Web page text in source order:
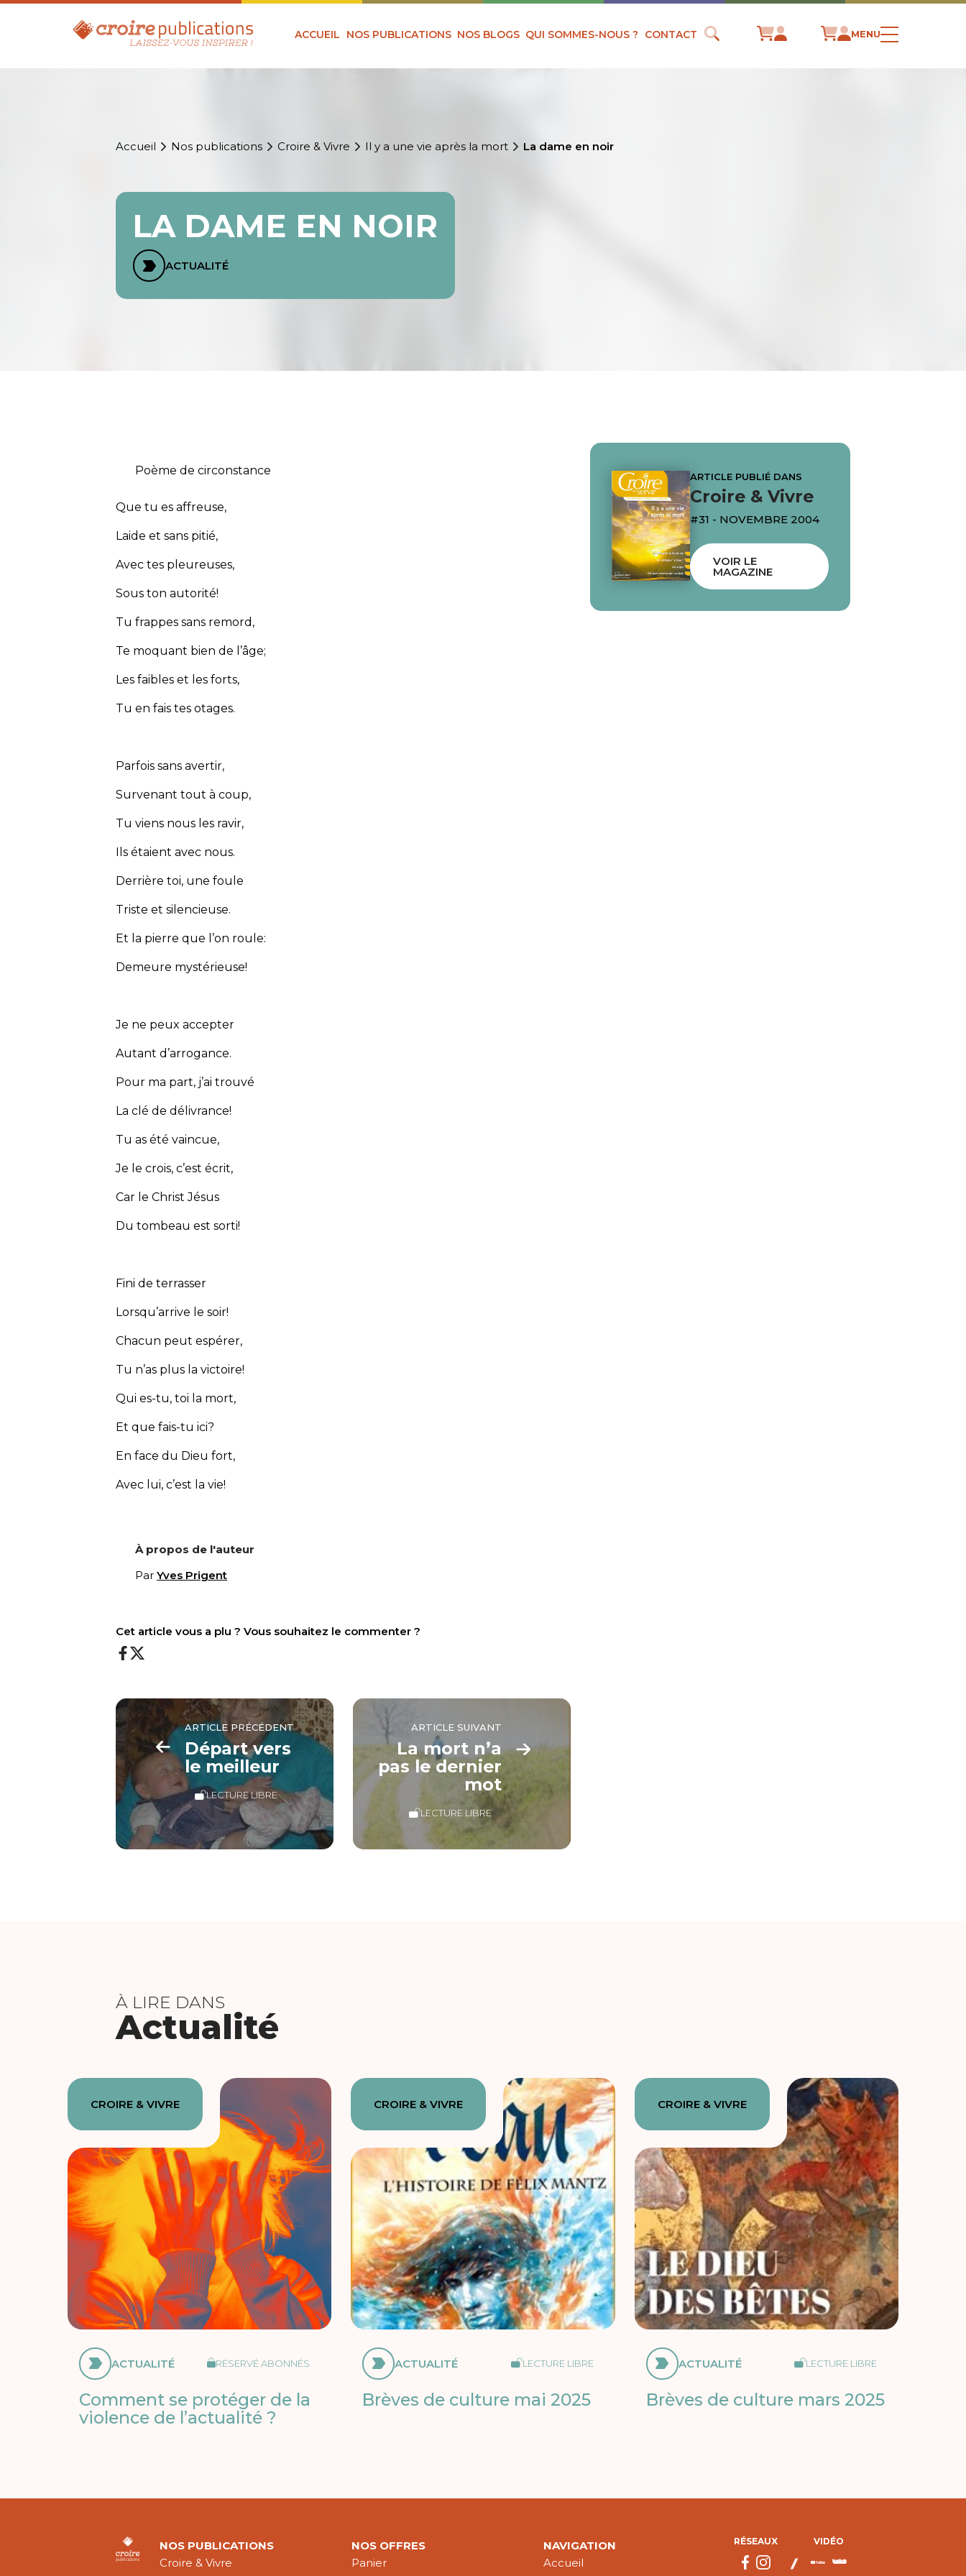
ACCUEIL NOS PUBLICATIONS NOS BLOGS QUI SOMMES-NOUS ? CONTACT MENU
Accueil Nos publications Croire & Vivre Il y a une vie après la mort La dame en noir
LA DAME EN NOIR
ACTUALITÉ
Poème de circonstance
Que tu es affreuse,
Laide et sans pitié,
Avec tes pleureuses,
Sous ton autorité!
Tu frappes sans remord,
Te moquant bien de l’âge;
Les faibles et les forts,
Tu en fais tes otages.
Parfois sans avertir,
Survenant tout à coup,
Tu viens nous les ravir,
Ils étaient avec nous.
Derrière toi, une foule
Triste et silencieuse.
Et la pierre que l’on roule:
Demeure mystérieuse!
Je ne peux accepter
Autant d’arrogance.
Pour ma part, j’ai trouvé
La clé de délivrance!
Tu as été vaincue,
Je le crois, c’est écrit,
Car le Christ Jésus
Du tombeau est sorti!
Fini de terrasser
Lorsqu’arrive le soir!
Chacun peut espérer,
Tu n’as plus la victoire!
Qui es-tu, toi la mort,
Et que fais-tu ici?
En face du Dieu fort,
Avec lui, c’est la vie!
À propos de l'auteur
ParYves Prigent
Cet article vous a plu ? Vous souhaitez le commenter ?
ARTICLE PRÉCÉDENT
Départ vers
le meilleur
LECTURE LIBRE
ARTICLE SUIVANT
La mort n’a
pas le dernier
mot
LECTURE LIBRE
ARTICLE PUBLIÉ DANS
Croire & Vivre
#31 - NOVEMBRE 2004
VOIR LE
MAGAZINE
À LIRE DANS
Actualité
CROIRE & VIVRE
ACTUALITÉ RÉSERVÉ ABONNÉS
Comment se protéger de la
violence de l’actualité ?
CROIRE & VIVRE
ACTUALITÉ LECTURE LIBRE
Brèves de culture mai 2025
CROIRE & VIVRE
ACTUALITÉ LECTURE LIBRE
Brèves de culture mars 2025
NOS PUBLICATIONS
Croire & Vivre
NOS OFFRES
Panier
NAVIGATION
Accueil
RÉSEAUX VIDÉO